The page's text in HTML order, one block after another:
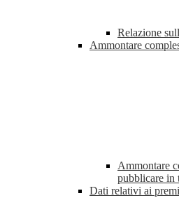
Relazione
Ammontare
Ammontare
pubblicare in
Dati relativi ai premi